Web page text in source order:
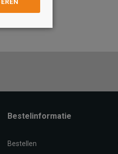
Bestelinformatie
Bestellen